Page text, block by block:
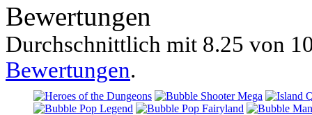
Bewertungen
Durchschnittlich mit 8.25 von
Bewertungen.